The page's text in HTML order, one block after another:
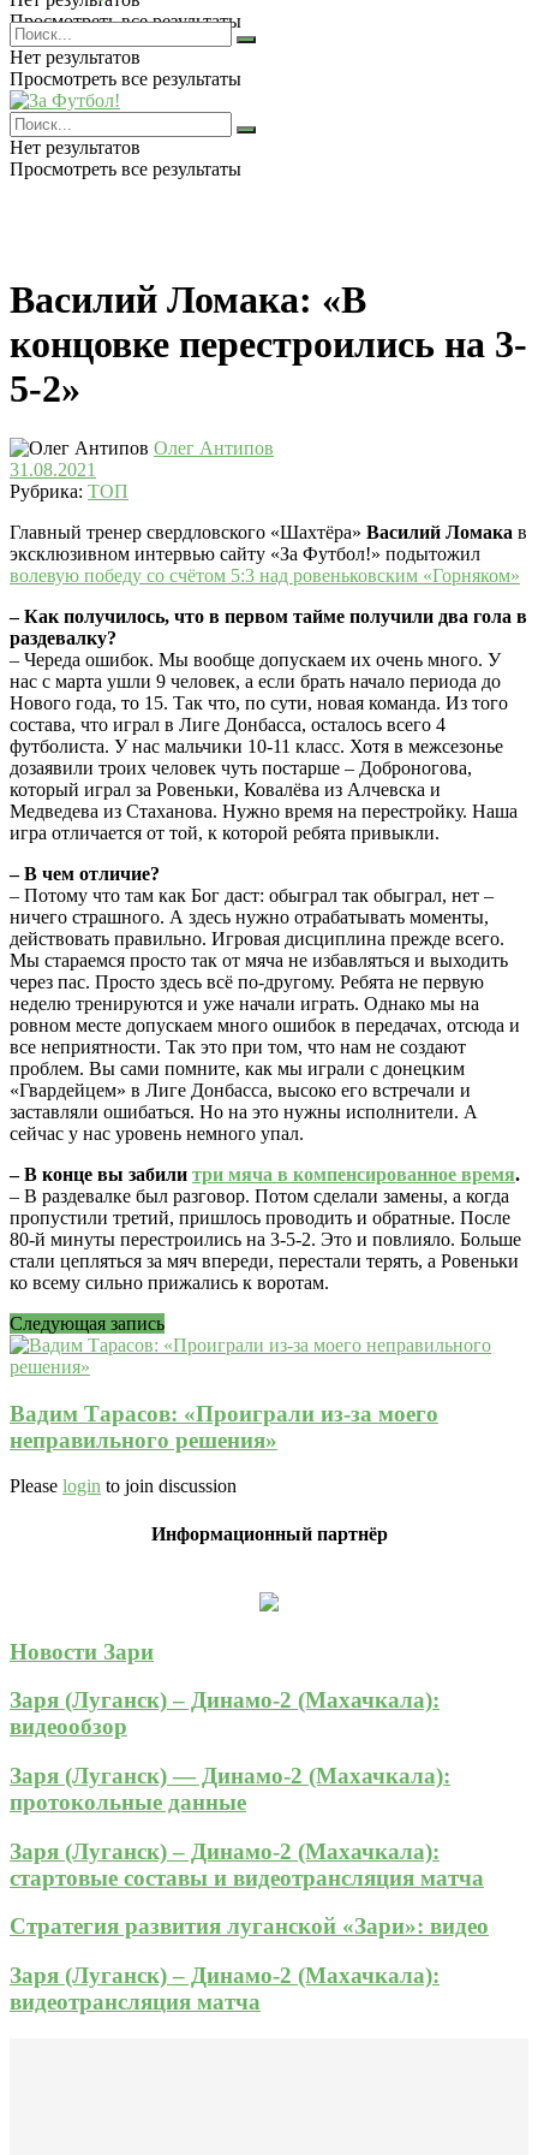
Просмотреть все результаты
Нет результатов
Просмотреть все результаты
Нет результатов
Просмотреть все результаты
Василий Ломака: «В
концовке перестроились на 3-
5-2»
Олег Антипов
31.08.2021
Рубрика: ТОП
Главный тренер свердловского «Шахтёра» Василий Ломака в
эксклюзивном интервью сайту «За Футбол!» подытожил
волевую победу со счётом 5:3 над ровеньковским «Горняком»
– Как получилось, что в первом тайме получили два гола в
раздевалку?
– Череда ошибок. Мы вообще допускаем их очень много. У
нас с марта ушли 9 человек, а если брать начало периода до
Нового года, то 15. Так что, по сути, новая команда. Из того
состава, что играл в Лиге Донбасса, осталось всего 4
футболиста. У нас мальчики 10-11 класс. Хотя в межсезонье
дозаявили троих человек чуть постарше – Доброногова,
который играл за Ровеньки, Ковалёва из Алчевска и
Медведева из Стаханова. Нужно время на перестройку. Наша
игра отличается от той, к которой ребята привыкли.
– В чем отличие?
– Потому что там как Бог даст: обыграл так обыграл, нет –
ничего страшного. А здесь нужно отрабатывать моменты,
действовать правильно. Игровая дисциплина прежде всего.
Мы стараемся просто так от мяча не избавляться и выходить
через пас. Просто здесь всё по-другому. Ребята не первую
неделю тренируются и уже начали играть. Однако мы на
ровном месте допускаем много ошибок в передачах, отсюда и
все неприятности. Так это при том, что нам не создают
проблем. Вы сами помните, как мы играли с донецким
«Гвардейцем» в Лиге Донбасса, высоко его встречали и
заставляли ошибаться. Но на это нужны исполнители. А
сейчас у нас уровень немного упал.
– В конце вы забили три мяча в компенсированное время.
– В раздевалке был разговор. Потом сделали замены, а когда
пропустили третий, пришлось проводить и обратные. После
80-й минуты перестроились на 3-5-2. Это и повлияло. Больше
стали цепляться за мяч впереди, перестали терять, а Ровеньки
ко всему сильно прижались к воротам.
Следующая запись
Вадим Тарасов: «Проиграли из-за моего
неправильного решения»
Please login to join discussion
Информационный партнёр
Новости Зари
Заря (Луганск) – Динамо-2 (Махачкала):
видеообзор
Заря (Луганск) — Динамо-2 (Махачкала):
протокольные данные
Заря (Луганск) – Динамо-2 (Махачкала):
стартовые составы и видеотрансляция матча
Стратегия развития луганской «Зари»: видео
Заря (Луганск) – Динамо-2 (Махачкала):
видеотрансляция матча